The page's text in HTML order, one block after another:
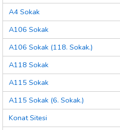
A4 Sokak
A106 Sokak
A106 Sokak (118. Sokak.)
A118 Sokak
A115 Sokak
A115 Sokak (6. Sokak.)
Konat Sitesi